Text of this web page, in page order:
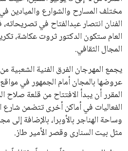
يبدو أن السويسري جياني إنفانتينو
كرئيس للاتحاد الدولي لكرة القدم
الجمعية العمومية. مما يعزز فرصته للفوز
2027، ويجعله المرشح الأكثر حظًا حتى الآن.
هذا الدعم الواسع يأتي على الرغم من
لإنفانتينو في الآونة الأخيرة. حتى
في السباق الانتخابي، ولم تتمكن
اسم يوازن موقف إنفانتينو، قبل
المقبل.